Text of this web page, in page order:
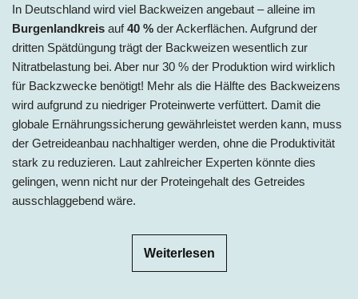
In Deutschland wird viel Backweizen angebaut – alleine im
Burgenlandkreis auf40 % der Ackerflächen. Aufgrund der
dritten Spätdüngung trägt der Backweizen wesentlich zur
Nitratbelastung bei. Aber nur 30 % der Produktion wird wirklich
für Backzwecke benötigt! Mehr als die Hälfte des Backweizens
wird aufgrund zu niedriger Proteinwerte verfüttert. Damit die
globale Ernährungssicherung gewährleistet werden kann, muss
der Getreideanbau nachhaltiger werden, ohne die Produktivität
stark zu reduzieren. Laut zahlreicher Experten könnte dies
gelingen, wenn nicht nur der Proteingehalt des Getreides
ausschlaggebend wäre.
Weiterlesen